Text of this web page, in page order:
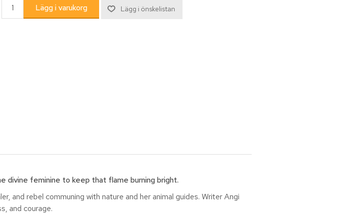
divine feminine to keep that flame burning bright.
and rebel communing with nature and her animal guides. Writer Angi
and courage.